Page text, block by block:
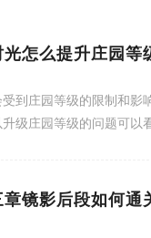
怎么提升庄园等
到庄园等级的限制和影
级庄园等级的问题可以
镜影后段如何通